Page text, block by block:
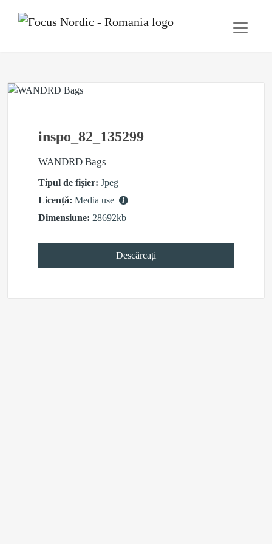
inspo_82_135299
WANDRD Bags
Tipul de fișier: Jpeg
Licență: Media use
Dimensiune: 28692kb
Descărcați